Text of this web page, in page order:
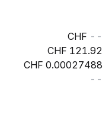
--
121.92
0.00027488
--